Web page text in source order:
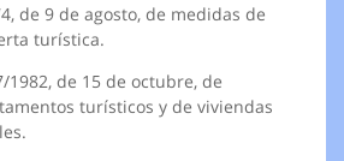
de 9 de agosto, de medidas de
turística.
1982, de 15 de octubre, de
turísticos y de viviendas